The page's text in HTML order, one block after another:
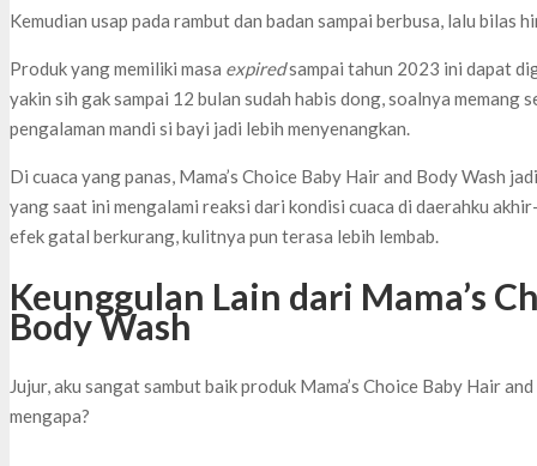
Kemudian usap pada rambut dan badan sampai berbusa, lalu bilas
Produk yang memiliki masa expiredsampai tahun 2023 ini dapat
yakin sih gak sampai 12 bulan sudah habis dong, soalnya memang
pengalaman mandi si bayi jadi lebih menyenangkan.
Di cuaca yang panas, Mama’s Choice Baby Hair and Body Wash
yang saat ini mengalami reaksi dari kondisi cuaca di daerahku
efek gatal berkurang, kulitnya pun terasa lebih lembab.
Keunggulan Lain dari Mama’s
Body Wash
Jujur, aku sangat sambut baik produk Mama’s Choice Baby Hair
mengapa?